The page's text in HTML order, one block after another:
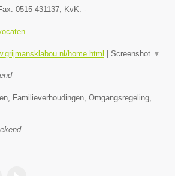
0515-431137 , KvK: -
home.html Screenshot ▼
Familieverhoudingen, Omgangsregeling,